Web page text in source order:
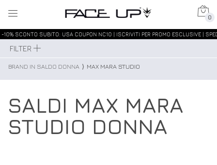
0
-10% SCONTO SUBITO: USA COUPON NC10 | ISCRIVITI PER PROMO ESCLUSIVE |
FILTER
BRAND IN SALDO DONNA ⟩ MAX MARA STUDIO
SALDI MAX MARA
STUDIO DONNA